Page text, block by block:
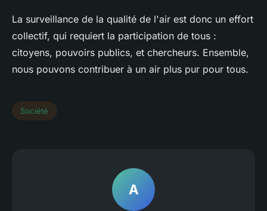
La surveillance de la qualité de l'air est donc un effort
collectif, qui requiert la participation de tous :
citoyens, pouvoirs publics, et chercheurs. Ensemble,
nous pouvons contribuer à un air plus pur pour tous.
Société
A